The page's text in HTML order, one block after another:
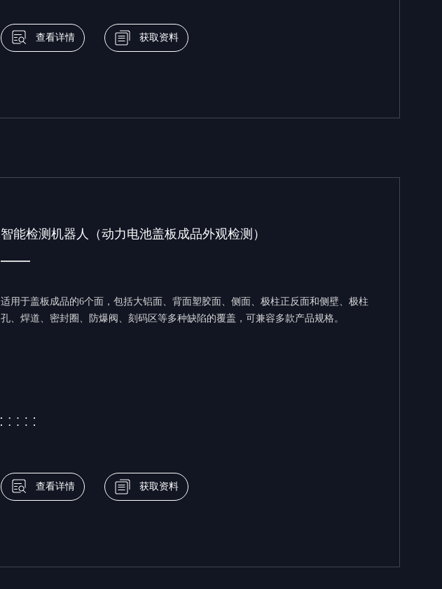
查看详情 获取资料
智能检测机器人（动力电池盖板成品外观检测）
适用于盖板成品的6个面，包括大铝面、背面塑胶面、侧面、极柱正反面和侧壁、极柱
孔、焊道、密封圈、防爆阀、刻码区等多种缺陷的覆盖，可兼容多款产品规格。
查看详情 获取资料